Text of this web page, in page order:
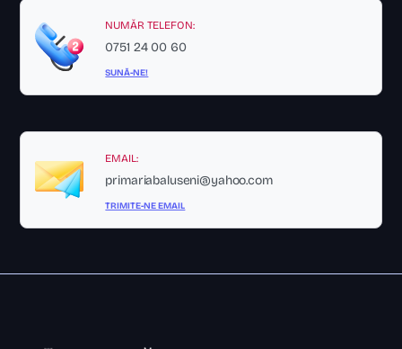
NUMĂR TELEFON:
0751 24 00 60
SUNĂ-NE!
EMAIL:
primariabaluseni@yahoo.com
TRIMITE-NE EMAIL